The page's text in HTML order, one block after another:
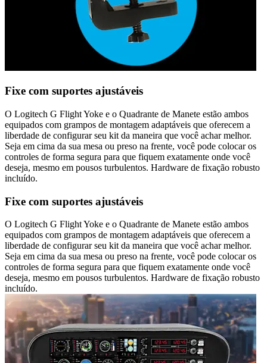
Fixe com suportes ajustáveis
O Logitech G Flight Yoke e o Quadrante de Manete estão ambos
equipados com grampos de montagem adaptáveis que oferecem a
liberdade de configurar seu kit da maneira que você achar melhor.
Seja em cima da sua mesa ou preso na frente, você pode colocar os
controles de forma segura para que fiquem exatamente onde você
deseja, mesmo em pousos turbulentos. Hardware de fixação robusto
incluído.
Fixe com suportes ajustáveis
O Logitech G Flight Yoke e o Quadrante de Manete estão ambos
equipados com grampos de montagem adaptáveis que oferecem a
liberdade de configurar seu kit da maneira que você achar melhor.
Seja em cima da sua mesa ou preso na frente, você pode colocar os
controles de forma segura para que fiquem exatamente onde você
deseja, mesmo em pousos turbulentos. Hardware de fixação robusto
incluído.